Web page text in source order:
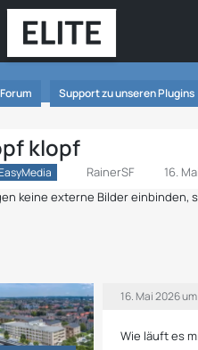
Forum Support zu unseren Plugins
klopf
RainerSF 16.
keine externe Bilder einbinden,
16. Mai 2026
Wie läuft es